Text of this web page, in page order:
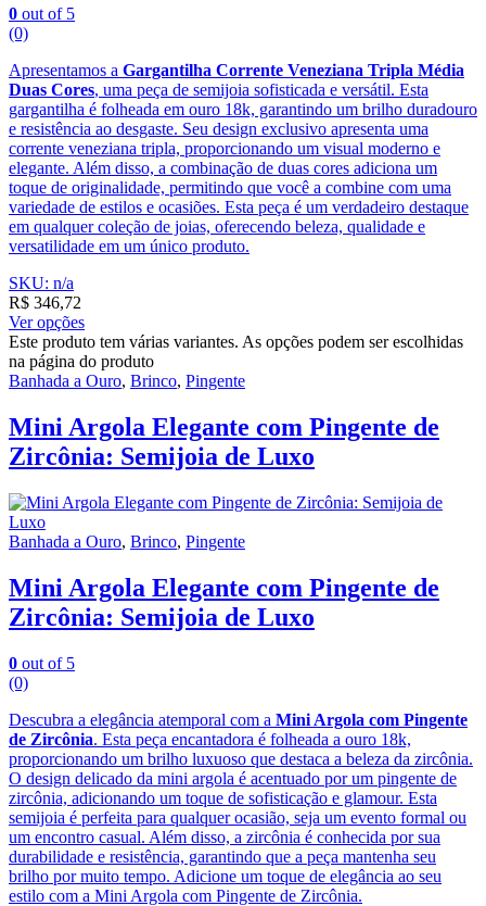
0 out of 5
(0)
Apresentamos a Gargantilha Corrente Veneziana Tripla Média
Duas Cores, uma peça de semijoia sofisticada e versátil. Esta
gargantilha é folheada em ouro 18k, garantindo um brilho duradouro
e resistência ao desgaste. Seu design exclusivo apresenta uma
corrente veneziana tripla, proporcionando um visual moderno e
elegante. Além disso, a combinação de duas cores adiciona um
toque de originalidade, permitindo que você a combine com uma
variedade de estilos e ocasiões. Esta peça é um verdadeiro destaque
em qualquer coleção de joias, oferecendo beleza, qualidade e
versatilidade em um único produto.
SKU: n/a
R$ 346,72
Ver opções
Este produto tem várias variantes. As opções podem ser escolhidas
na página do produto
Banhada a Ouro, Brinco, Pingente
Mini Argola Elegante com Pingente de
Zircônia: Semijoia de Luxo
Banhada a Ouro, Brinco, Pingente
Mini Argola Elegante com Pingente de
Zircônia: Semijoia de Luxo
0 out of 5
(0)
Descubra a elegância atemporal com a Mini Argola com Pingente
de Zircônia. Esta peça encantadora é folheada a ouro 18k,
proporcionando um brilho luxuoso que destaca a beleza da zircônia.
O design delicado da mini argola é acentuado por um pingente de
zircônia, adicionando um toque de sofisticação e glamour. Esta
semijoia é perfeita para qualquer ocasião, seja um evento formal ou
um encontro casual. Além disso, a zircônia é conhecida por sua
durabilidade e resistência, garantindo que a peça mantenha seu
brilho por muito tempo. Adicione um toque de elegância ao seu
estilo com a Mini Argola com Pingente de Zircônia.